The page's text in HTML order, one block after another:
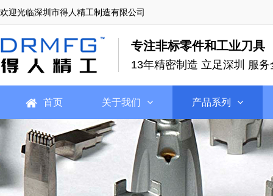
欢迎光临深圳市得人精工制造有限公司
专注非标零件和工业刀具
13年精密制造 立足深圳 服务
首页 关于我们 产品系列